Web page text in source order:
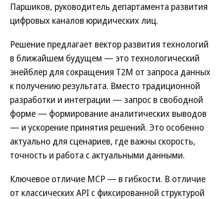
Паршиков, руководитель департамента развития
цифровых каналов юридических лиц.
Решение предлагает вектор развития технологий
в ближайшем будущем — это технологический
энейблер для сокращения Т2М от запроса данных
к получению результата. Вместо традиционной
разработки и интеграции — запрос в свободной
форме — формирование аналитических выводов
— и ускорение принятия решений. Это особенно
актуально для сценариев, где важны скорость,
точность и работа с актуальными данными.
Ключевое отличие MCP — в гибкости. В отличие
от классических API с фиксированной структурой